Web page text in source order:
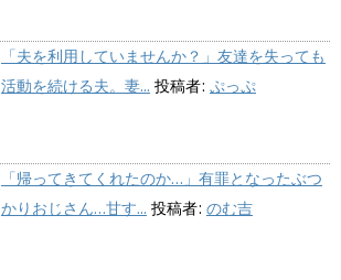
「夫を利用していませんか？」友達を失っても
活動を続ける夫。妻... 投稿者: ぷっぷ
「帰ってきてくれたのか…」有罪となったぶつ
かりおじさん…甘す... 投稿者: のむ吉